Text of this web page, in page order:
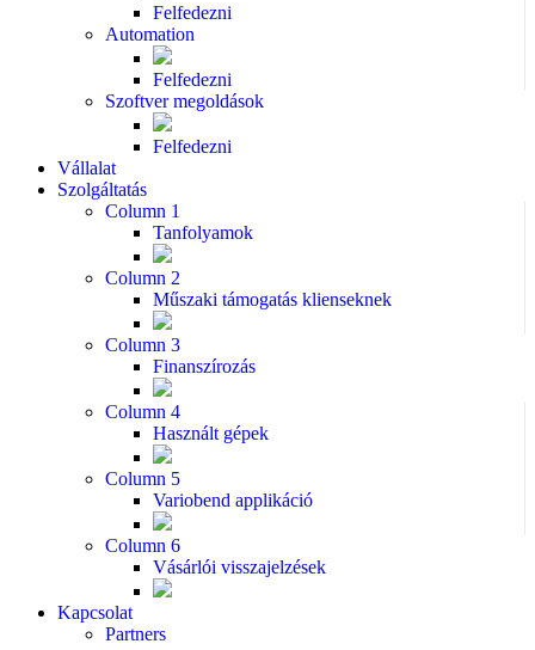
Felfedezni
Automation
Felfedezni
Szoftver megoldások
Felfedezni
Vállalat
Szolgáltatás
Column 1
Tanfolyamok
Column 2
Műszaki támogatás klienseknek
Column 3
Finanszírozás
Column 4
Használt gépek
Column 5
Variobend applikáció
Column 6
Vásárlói visszajelzések
Kapcsolat
Partners